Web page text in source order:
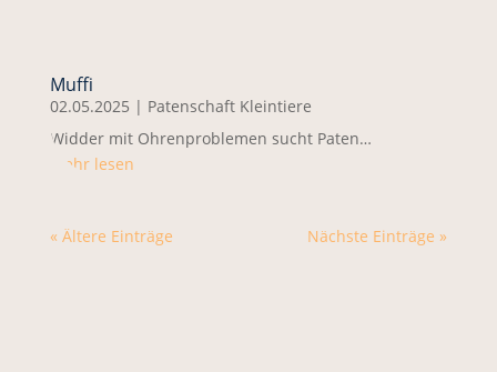
Muffi
02.05.2025 | Patenschaft Kleintiere
Widder mit Ohrenproblemen sucht Paten…
mehr lesen
« Ältere Einträge Nächste Einträge »